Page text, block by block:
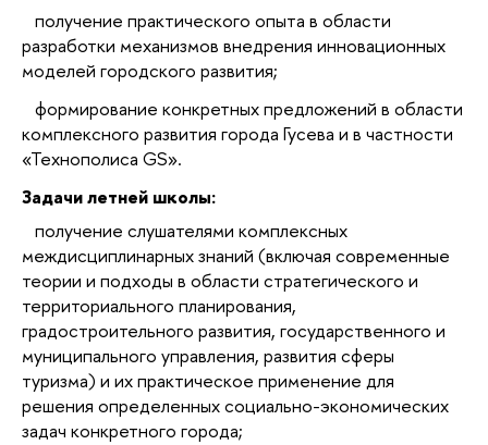
получение практического опыта в области
разработки механизмов внедрения инновационных
моделей городского развития;
формирование конкретных предложений в области
комплексного развития города Гусева и в частности
«Технополиса GS».
Задачи летней школы:
получение слушателями комплексных
междисциплинарных знаний (включая современные
теории и подходы в области стратегического и
территориального планирования,
градостроительного развития, государственного и
муниципального управления, развития сферы
туризма) и их практическое применение для
решения определенных социально-экономических
задач конкретного города;